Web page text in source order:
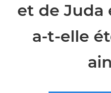
et de Juda
a-t-elle